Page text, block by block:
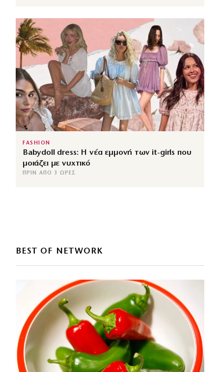
FASHION
Babydoll dress: Η νέα εμμονή των it-girls που
μοιάζει με νυχτικό
ΠΡΙΝ ΑΠΌ 3 ΏΡΕΣ
BEST OF NETWORK